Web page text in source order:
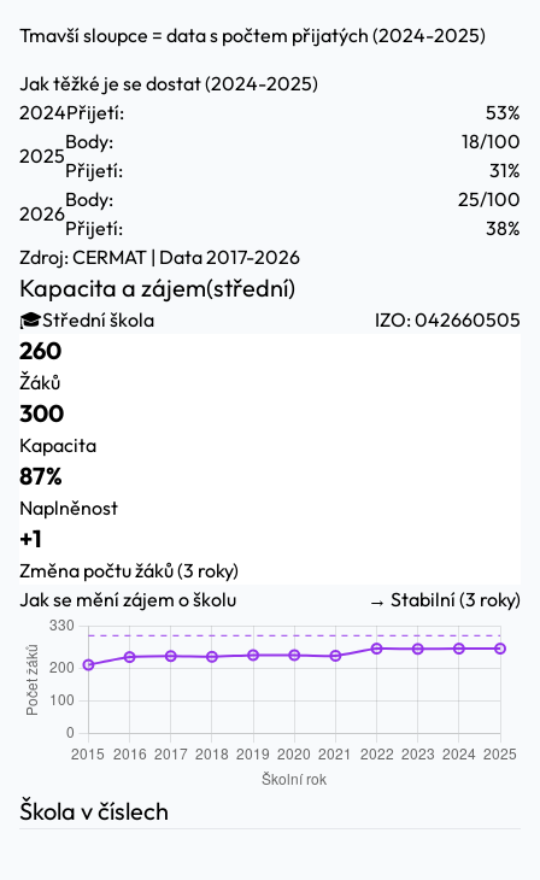
Tmavší sloupce = data s počtem přijatých (2024-2025)
Jak těžké je se dostat (2024-2025)
2024Přijetí:
53%
2025
Body:
18/100
Přijetí:
31%
2026
Body:
25/100
Přijetí:
38%
Zdroj:CERMAT | Data 2017-2026
Kapacita a zájem(střední)
🎓Střední škola IZO: 042660505
260
Žáků
300
Kapacita
87%
Naplněnost
+1
Změna počtu žáků (3 roky)
Jak se mění zájem o školu
→ Stabilní (3 roky)
Škola v číslech